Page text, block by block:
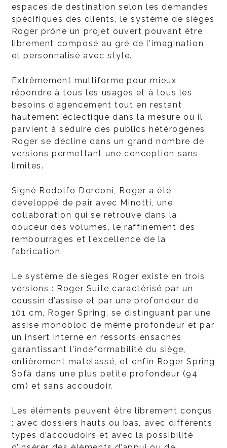
espaces de destination selon les demandes
spécifiques des clients, le système de sièges
Roger prône un projet ouvert pouvant être
librement composé au gré de l’imagination
et personnalisé avec style.
Extrêmement multiforme pour mieux
répondre à tous les usages et à tous les
besoins d’agencement tout en restant
hautement éclectique dans la mesure où il
parvient à séduire des publics hétérogènes,
Roger se décline dans un grand nombre de
versions permettant une conception sans
limites.
Signé Rodolfo Dordoni, Roger a été
développé de pair avec Minotti, une
collaboration qui se retrouve dans la
douceur des volumes, le raffinement des
rembourrages et l’excellence de la
fabrication.
Le système de sièges Roger existe en trois
versions : Roger Suite caractérisé par un
coussin d’assise et par une profondeur de
101 cm, Roger Spring, se distinguant par une
assise monobloc de même profondeur et par
un insert interne en ressorts ensachés
garantissant l’indéformabilité du siège,
entièrement matelassé, et enfin Roger Spring
Sofà dans une plus petite profondeur (94
cm) et sans accoudoir.
Les éléments peuvent être librement conçus
: avec dossiers hauts ou bas, avec différents
types d’accoudoirs et avec la possibilité